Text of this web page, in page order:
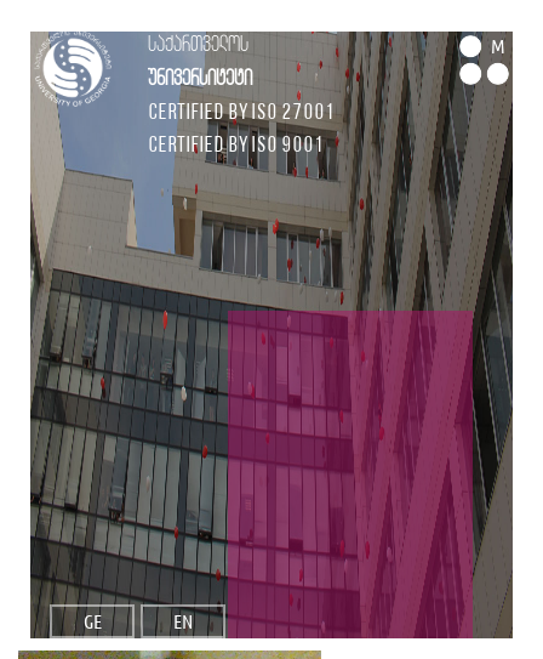
საქართველოს
უნივერსიტეტი
Certified by ISO 27001
Certified by ISO 9001
M
GE EN